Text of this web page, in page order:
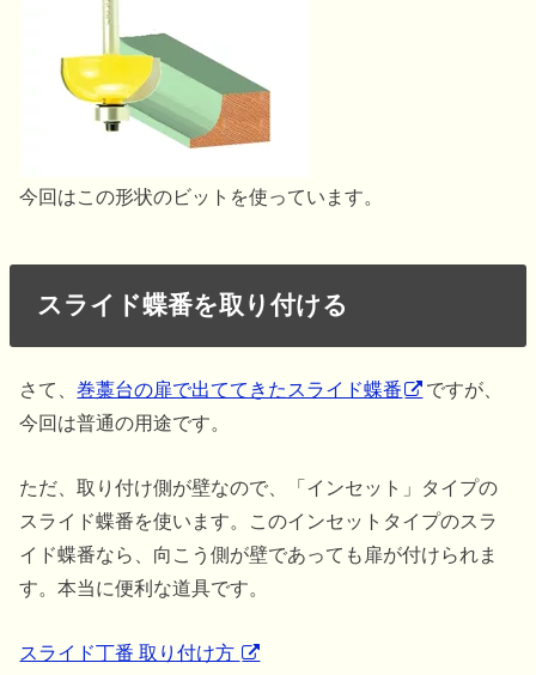
今回はこの形状のビットを使っています。
スライド蝶番を取り付ける
さて、巻藁台の扉で出ててきたスライド蝶番
ですが、
今回は普通の用途です。
ただ、取り付け側が壁なので、「インセット」タイプの
スライド蝶番を使います。このインセットタイプのスラ
イド蝶番なら、向こう側が壁であっても扉が付けられま
す。本当に便利な道具です。
スライド丁番 取り付け方